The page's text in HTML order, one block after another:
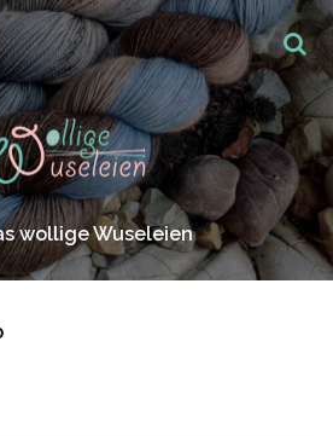
wollige Wuseleien